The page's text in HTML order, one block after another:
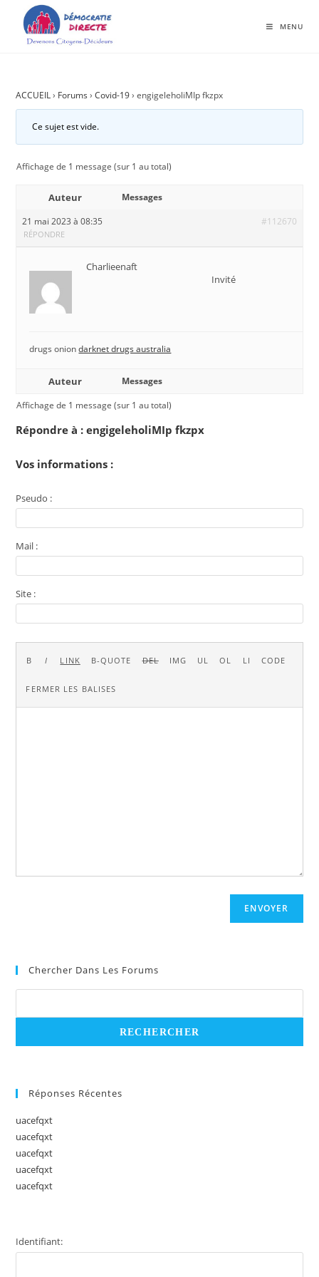
MENU
ACCUEIL › Forums › Covid-19 › engigeleholiMIp fkzpx
Ce sujet est vide.
Affichage de 1 message (sur 1 au total)
Auteur
Messages
21 mai 2023 à 08:35
#112670
RÉPONDRE
Charlieenaft
Invité
drugs oniondarknet drugs australia
Auteur
Messages
Affichage de 1 message (sur 1 au total)
Répondre à : engigeleholiMIp fkzpx
Vos informations :
Pseudo :
Mail :
Site :
ENVOYER
Chercher Dans Les Forums
Réponses Récentes
uacefqxt
uacefqxt
uacefqxt
uacefqxt
uacefqxt
Identifiant: